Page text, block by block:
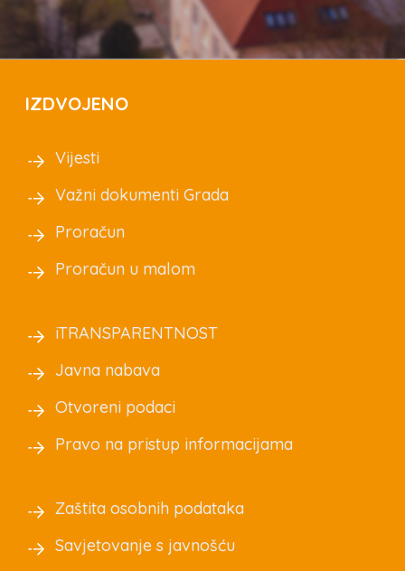
IZDVOJENO
Vijesti
Važni dokumenti Grada
Proračun
Proračun u malom
iTRANSPARENTNOST
Javna nabava
Otvoreni podaci
Pravo na pristup informacijama
Zaštita osobnih podataka
Savjetovanje s javnošću